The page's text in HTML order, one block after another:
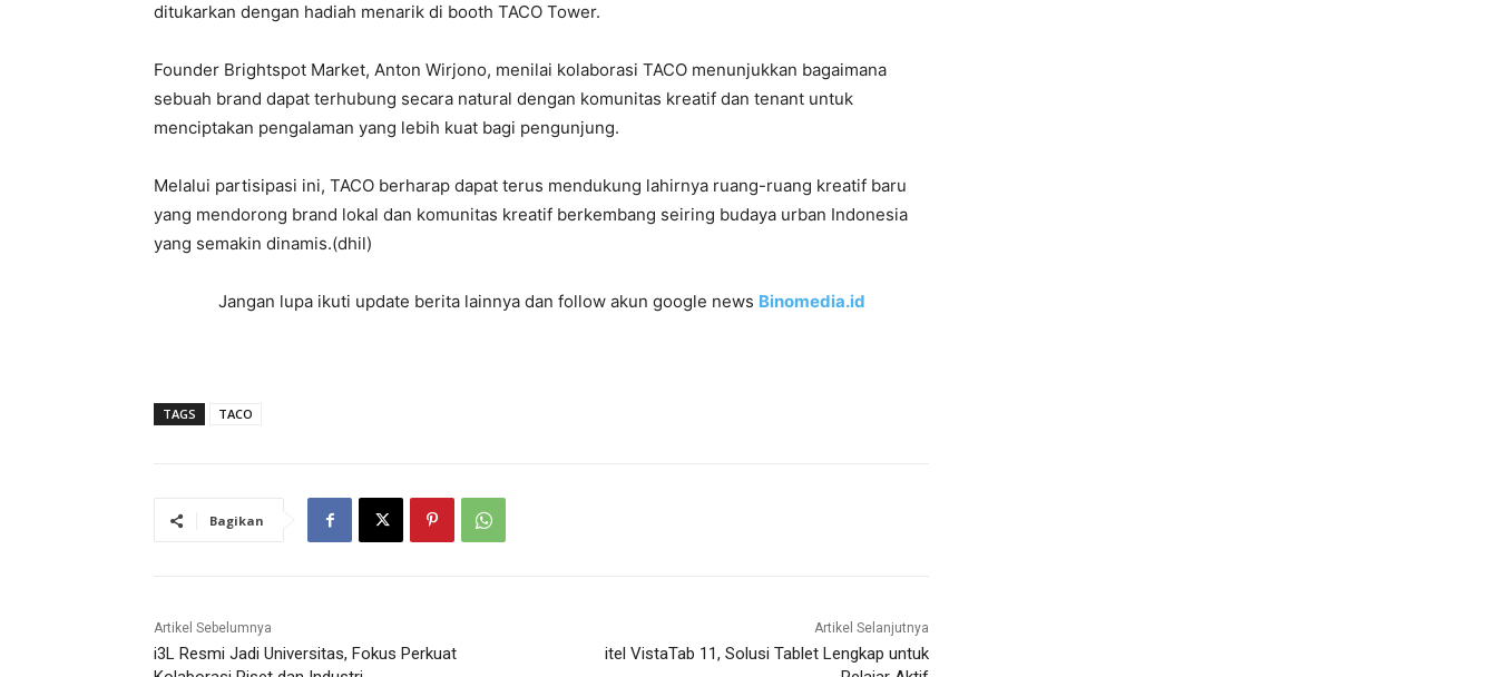
ditukarkan dengan hadiah menarik di booth TACO Tower.
Founder Brightspot Market, Anton Wirjono, menilai kolaborasi TACO menunjukkan bagaimana
sebuah brand dapat terhubung secara natural dengan komunitas kreatif dan tenant untuk
menciptakan pengalaman yang lebih kuat bagi pengunjung.
Melalui partisipasi ini, TACO berharap dapat terus mendukung lahirnya ruang-ruang kreatif baru
yang mendorong brand lokal dan komunitas kreatif berkembang seiring budaya urban Indonesia
yang semakin dinamis.(dhil)
Jangan lupa ikuti update berita lainnya dan follow akun google news Binomedia.id
TAGS TACO
Bagikan
Artikel Sebelumnya
i3L Resmi Jadi Universitas, Fokus Perkuat
Artikel Selanjutnya
itel VistaTab 11, Solusi Tablet Lengkap untuk